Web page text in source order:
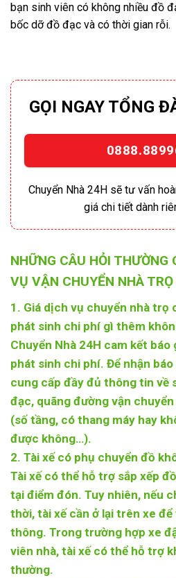
bạn sinh viên có không nhiều đồ
bốc dỡ đồ đạc và có thời gian rỗi.
GỌI NGAY TỔNG
Chuyển Nhà 24H sẽ tư vấn
giá chi tiết dành
NHỮNG CÂU HỎI THƯỜNG
VỤ VẬN CHUYỂN NHÀ TRỌ
1. Giá dịch vụ chuyển nhà trọ
phát sinh chi phí gì thêm
Chuyển Nhà 24H cam kết báo
phát sinh chi phí. Để nhận
cung cấp đầy đủ thông tin về
đạc, quãng đường vận
(số tầng, có thang máy hay
được không…).
2. Tài xế có phụ chuyển đồ
Tài xế có thể hỗ trợ sắp xếp đồ
tại điểm đón. Tuy nhiên, nếu
thời, tài xế cần ở lại trên xe
thông. Trong trường hợp xe
viên nhà, tài xế có thể hỗ trợ
thường.